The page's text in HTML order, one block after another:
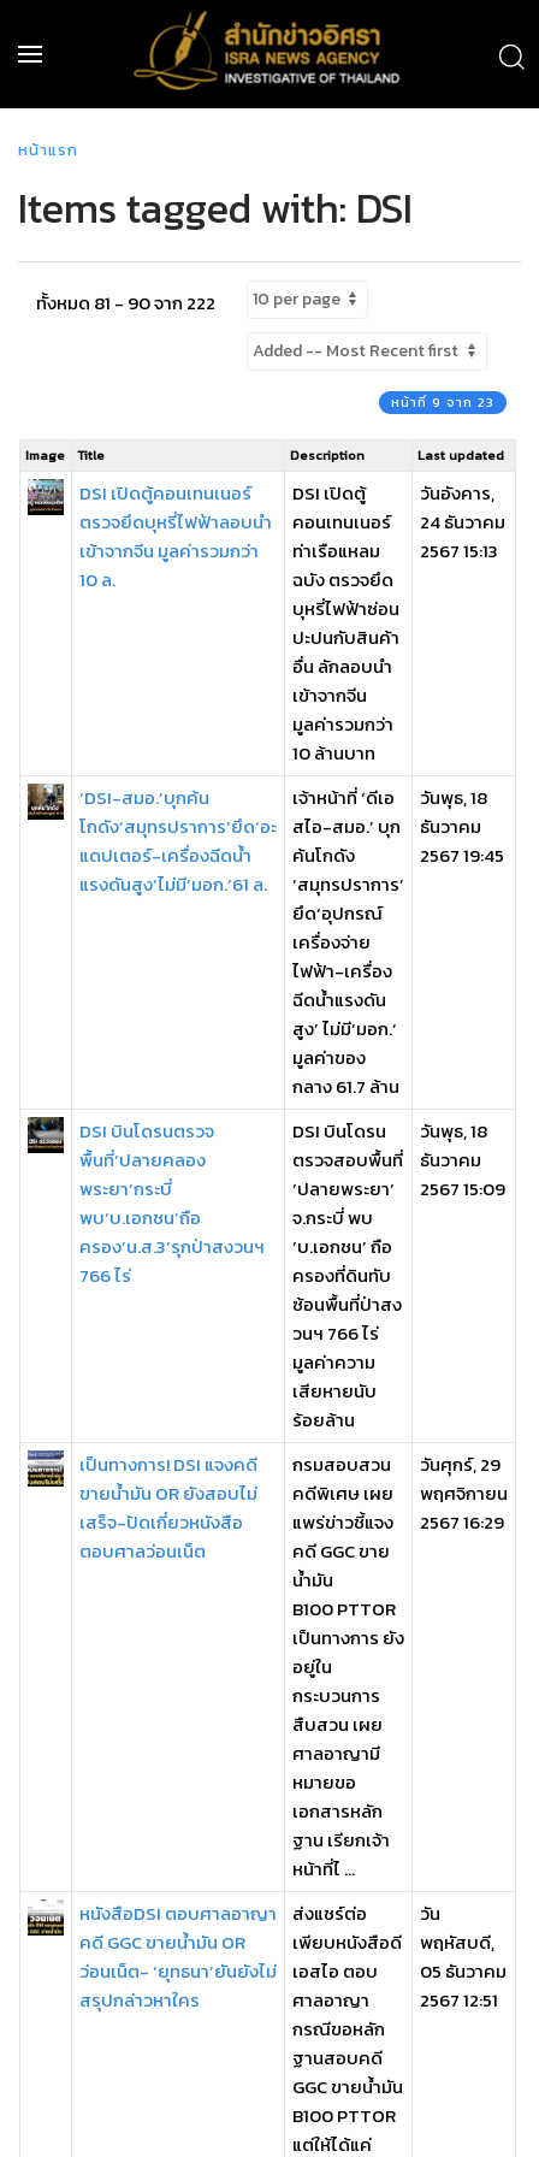
หน้าแรก
Items tagged with: DSI
ทั้งหมด 81 - 90 จาก 222
หน้าที่ 9 จาก 23
Image Title Description Last updated
DSI เปิดตู้คอนเทนเนอร์
ตรวจยึดบุหรี่ไฟฟ้าลอบนำ
เข้าจากจีน มูลค่ารวมกว่า
10 ล.
DSI เปิดตู้
คอนเทนเนอร์
ท่าเรือแหลม
ฉบัง ตรวจยึด
บุหรี่ไฟฟ้าซ่อน
ปะปนกับสินค้า
อื่น ลักลอบนำ
เข้าจากจีน
มูลค่ารวมกว่า
10 ล้านบาท
วันอังคาร,
24 ธันวาคม
2567 15:13
‘DSI-สมอ.’บุกค้น
โกดัง‘สมุทรปราการ’ยึด‘อะ
แดปเตอร์-เครื่องฉีดน้ำ
แรงดันสูง’ไม่มี‘มอก.’61 ล.
เจ้าหน้าที่ ‘ดีเอ
สไอ-สมอ.’ บุก
ค้นโกดัง
‘สมุทรปราการ’
ยึด‘อุปกรณ์
เครื่องจ่าย
ไฟฟ้า-เครื่อง
ฉีดน้ำแรงดัน
สูง’ ไม่มี‘มอก.’
มูลค่าของ
กลาง 61.7 ล้าน
วันพุธ, 18
ธันวาคม
2567 19:45
DSI บินโดรนตรวจ
พื้นที่‘ปลายคลอง
พระยา’กระบี่
พบ‘บ.เอกชน’ถือ
ครอง‘น.ส.3’รุกป่าสงวนฯ
766 ไร่
DSI บินโดรน
ตรวจสอบพื้นที่
‘ปลายพระยา’
จ.กระบี่ พบ
‘บ.เอกชน’ ถือ
ครองที่ดินทับ
ซ้อนพื้นที่ป่าสง
วนฯ 766 ไร่
มูลค่าความ
เสียหายนับ
ร้อยล้าน
วันพุธ, 18
ธันวาคม
2567 15:09
เป็นทางการ! DSI แจงคดี
ขายน้ำมัน OR ยังสอบไม่
เสร็จ-ปัดเกี่ยวหนังสือ
ตอบศาลว่อนเน็ต
กรมสอบสวน
คดีพิเศษ เผย
แพร่ข่าวชี้แจง
คดี GGC ขาย
น้ำมัน
B100 PTTOR
เป็นทางการ ยัง
อยู่ใน
กระบวนการ
สืบสวน เผย
ศาลอาญามี
หมายขอ
เอกสารหลัก
ฐาน เรียกเจ้า
หน้าที่ไ ...
วันศุกร์, 29
พฤศจิกายน
2567 16:29
หนังสือDSI ตอบศาลอาญา
คดี GGC ขายน้ำมัน OR
ว่อนเน็ต- ‘ยุทธนา’ยันยังไม่
สรุปกล่าวหาใคร
ส่งแชร์ต่อ
เพียบหนังสือดี
เอสไอ ตอบ
ศาลอาญา
กรณีขอหลัก
ฐานสอบคดี
GGC ขายน้ำมัน
B100 PTTOR
แต่ให้ได้แค่
วัน
พฤหัสบดี,
05 ธันวาคม
2567 12:51